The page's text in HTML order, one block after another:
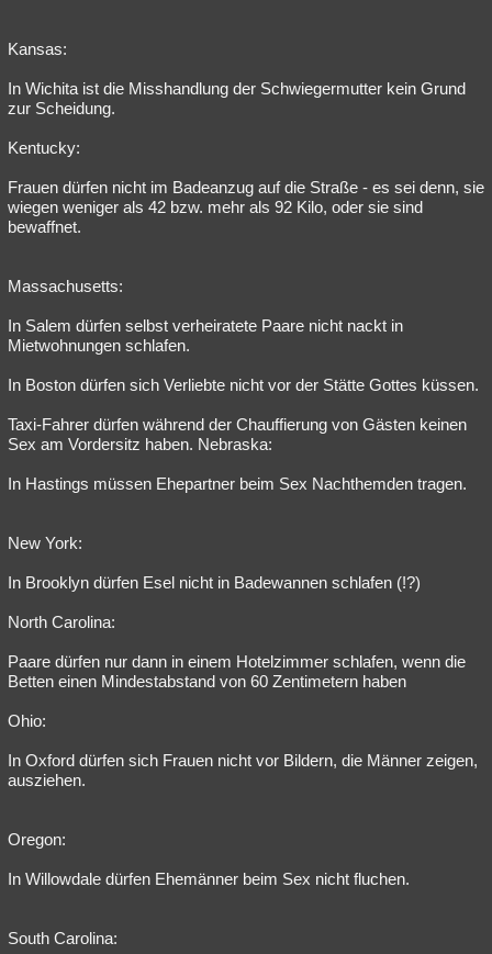
Kansas:
In Wichita ist die Misshandlung der Schwiegermutter kein Grund
zur Scheidung.
Kentucky:
Frauen dürfen nicht im Badeanzug auf die Straße - es sei denn, sie
wiegen weniger als 42 bzw. mehr als 92 Kilo, oder sie sind
bewaffnet.
Massachusetts:
In Salem dürfen selbst verheiratete Paare nicht nackt in
Mietwohnungen schlafen.
In Boston dürfen sich Verliebte nicht vor der Stätte Gottes küssen.
Taxi-Fahrer dürfen während der Chauffierung von Gästen keinen
Sex am Vordersitz haben. Nebraska:
In Hastings müssen Ehepartner beim Sex Nachthemden tragen.
New York:
In Brooklyn dürfen Esel nicht in Badewannen schlafen (!?)
North Carolina:
Paare dürfen nur dann in einem Hotelzimmer schlafen, wenn die
Betten einen Mindestabstand von 60 Zentimetern haben
Ohio:
In Oxford dürfen sich Frauen nicht vor Bildern, die Männer zeigen,
ausziehen.
Oregon:
In Willowdale dürfen Ehemänner beim Sex nicht fluchen.
South Carolina: